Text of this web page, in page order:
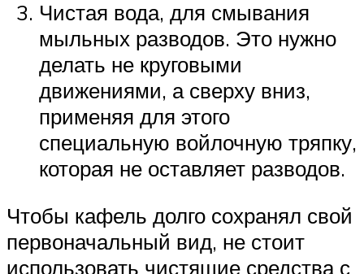
Чистая вода, для смывания
мыльных разводов. Это нужно
делать не круговыми
движениями, а сверху вниз,
применяя для этого
специальную войлочную тряпку,
которая не оставляет разводов.
Чтобы кафель долго сохранял свой
первоначальный вид, не стоит
использовать чистящие средства с